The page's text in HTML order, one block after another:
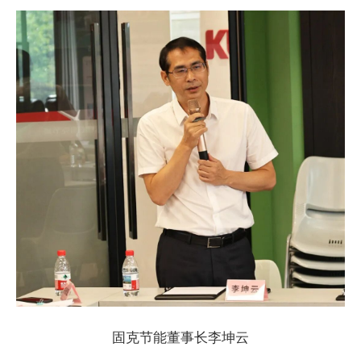
固克节能董事长李坤云